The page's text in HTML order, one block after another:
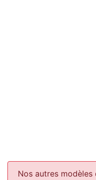
Nos autres modèles